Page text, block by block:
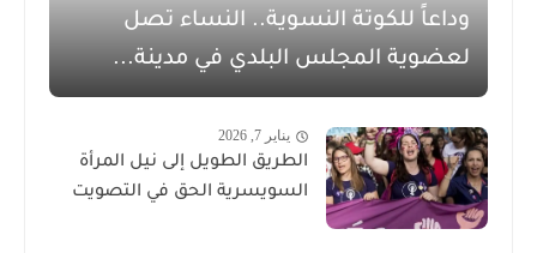
وداعاً للكوتة النسوية.. النساء تصل
لعضوية المجلس البلدي في مدينة...
يناير 7, 2026
الطريق الطويل إلى نيل المرأة
السويسرية الحق في التصويت